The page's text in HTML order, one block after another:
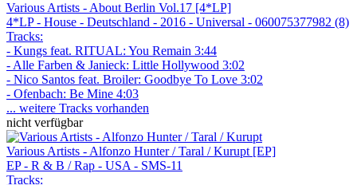
Various Artists - About Berlin Vol.17 [4*LP]
4*LP - House - Deutschland - 2016 - Universal - 060075377982 (8)
Tracks:
- Kungs feat. RITUAL: You Remain 3:44
- Alle Farben & Janieck: Little Hollywood 3:02
- Nico Santos feat. Broiler: Goodbye To Love 3:02
- Ofenbach: Be Mine 4:03
... weitere Tracks vorhanden
nicht verfügbar
Various Artists - Alfonzo Hunter / Taral / Kurupt [EP]
EP - R & B / Rap - USA - SMS-11
Tracks: